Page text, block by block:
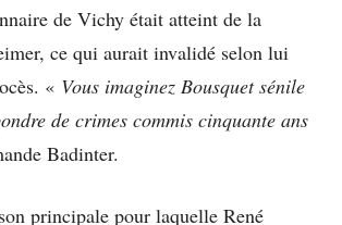
de Vichy était atteint de la
ce qui aurait invalidé selon lui
« Vous imaginez Bousquet sénile
de crimes commis cinquante ans
Badinter.
principale pour laquelle René